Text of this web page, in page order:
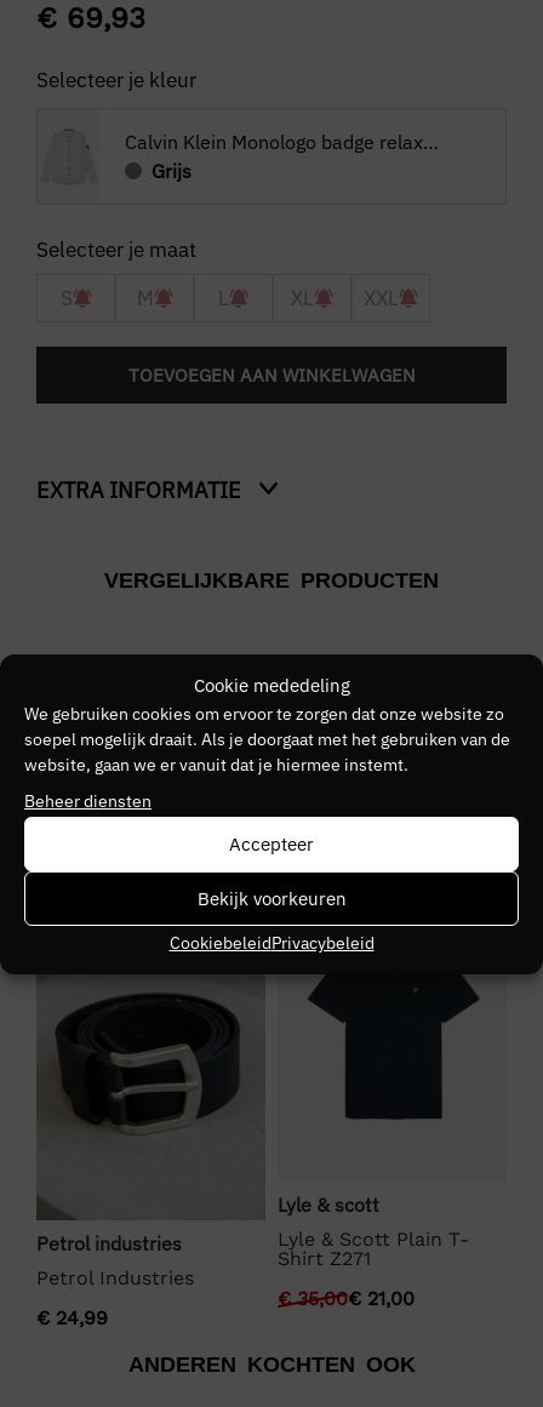
Cookie mededeling
We gebruiken cookies om ervoor te zorgen dat onze website zo
soepel mogelijk draait. Als je doorgaat met het gebruiken van de
website, gaan we er vanuit dat je hiermee instemt.
Beheer diensten
Accepteer
Bekijk voorkeuren
CookiebeleidPrivacybeleid
€ 69,93
Selecteer je kleur
Calvin Klein Monologo badge relaxed shirt
Grijs
S M L XL XXL
TOEVOEGEN AAN WINKELWAGEN
EXTRA INFORMATIE
Grijs
CALVIN KLEIN JEANS
Kleurnummer
20
Kleurgroep
psx
VERGELIJKBARE PRODUCTEN
Petrol industries
Petrol Industries
€ 24,99
SALE
Lyle & scott
Lyle & Scott Plain T-
Shirt Z271
€35,00€ 21,00
ANDEREN KOCHTEN OOK